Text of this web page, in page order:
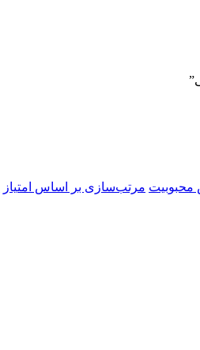
مرتب‌سازی بر اساس امتیاز